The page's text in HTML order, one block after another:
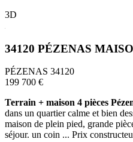
3D
34120 PÉZENAS
PÉZENAS 34120
199 700 €
Terrain + maison 4 pièces
dans un quartier calme et bien
maison de plein pied, grande
séjour. un coin ... Prix